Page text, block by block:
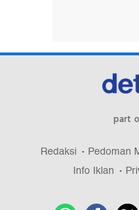
part
Redaksi Pedoman
Info Iklan